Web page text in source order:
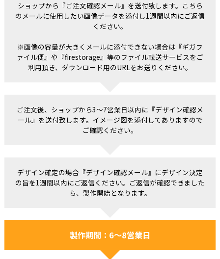
ショップから『ご注文確認メール』を送付致します。こちら
のメールに使用したい画像データを添付し1週間以内にご返信
ください。
※画像の容量が大きくメールに添付できない場合は『ギガフ
ァイル便』や『firestorage』等のファイル転送サービスをご
利用頂き、ダウンロード用のURLをお送りください。
ご注文後、ショップから3～7営業日以内に『デザイン確認メ
ール』を送付致します。イメージ図を添付してありますので
ご確認ください。
デザイン確定の場合『デザイン確認メール』にデザイン決定
の旨を1週間以内にご返信ください。ご返信が確認できました
ら、製作開始となります。
製作期間：6～8営業日